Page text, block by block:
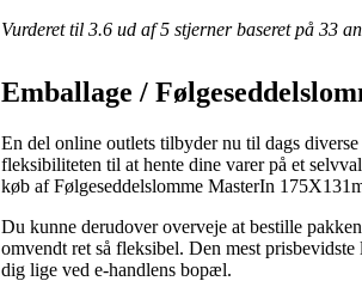
Vurderet til 3.6 ud af 5 stjerner baseret på 33
Emballage /
En del online outlets tilbyder nu til dags
fleksibiliteten til at hente dine varer på et
køb af Følgeseddelslomme MasterIn
Du kunne derudover overveje at bestille
omvendt ret så fleksibel. Den mest
dig lige ved e-handlens bopæl.